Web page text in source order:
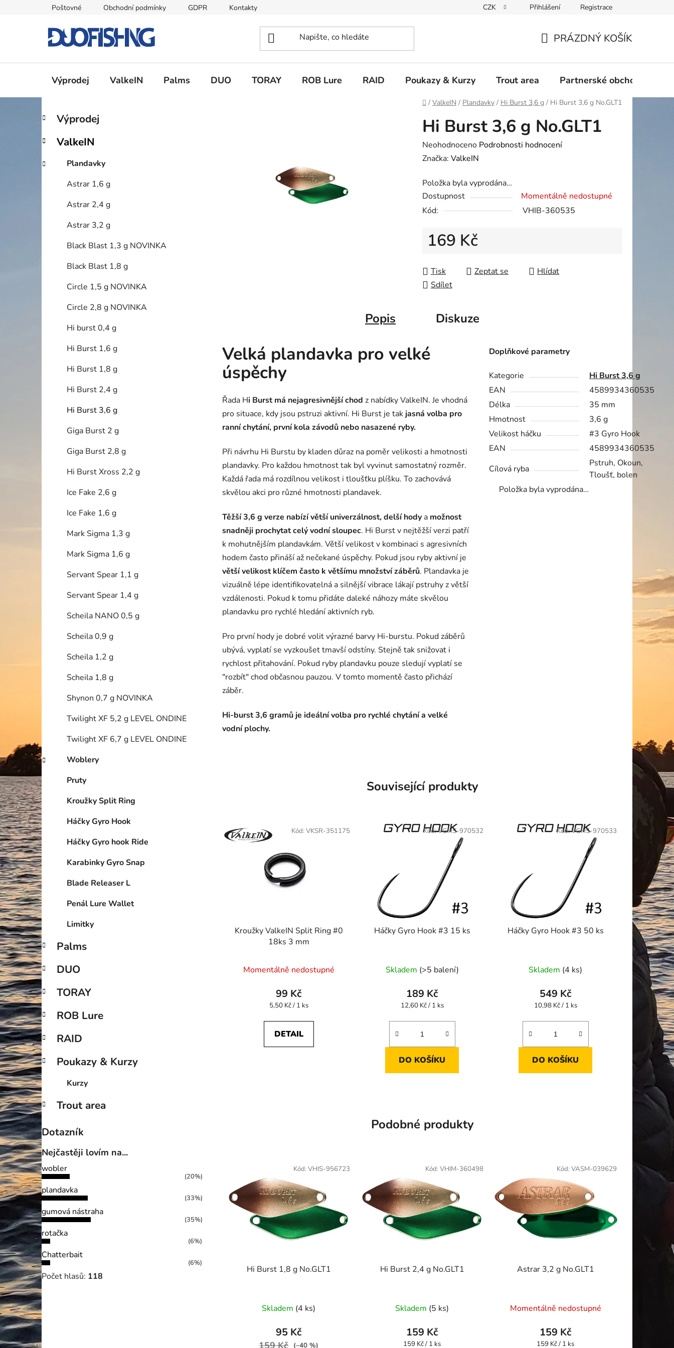
Poštovné Obchodní podmínky GDPR Kontakty CZK Přihlášení Registrace
KOŠÍK
PRÁZDNÝ KOŠÍK
Výprodej ValkeIN Palms DUO TORAY ROB Lure RAID Poukazy & Kurzy Trout area Partnerské obchody
Domů
/ ValkeIN / Plandavky / Hi Burst 3,6 g / Hi Burst 3,6 g No.GLT1
P
s
r
Přeskočit
kategorie
K
a
e
o
Výprodej
ValkeIN
Plandavky
Astrar 1,6 g
Astrar 2,4 g
Astrar 3,2 g
Black Blast 1,3 g NOVINKA
Black Blast 1,8 g
Circle 1,5 g NOVINKA
Circle 2,8 g NOVINKA
Hi burst 0,4 g
Hi Burst 1,6 g
Hi Burst 1,8 g
Hi Burst 2,4 g
Hi Burst 3,6 g
Giga Burst 2 g
Giga Burst 2,8 g
Hi Burst Xross 2,2 g
Ice Fake 2,6 g
Ice Fake 1,6 g
Mark Sigma 1,3 g
Mark Sigma 1,6 g
Servant Spear 1,1 g
Servant Spear 1,4 g
Scheila NANO 0,5 g
Scheila 0,9 g
Scheila 1,2 g
Scheila 1,8 g
Shynon 0,7 g NOVINKA
Twilight XF 5,2 g LEVEL ONDINE
Twilight XF 6,7 g LEVEL ONDINE
Woblery
Pruty
Kroužky Split Ring
Háčky Gyro Hook
Háčky Gyro hook Ride
Karabinky Gyro Snap
Blade Releaser L
Penál Lure Wallet
Limitky
Palms
DUO
TORAY
ROB Lure
RAID
Poukazy & Kurzy
Kurzy
Trout area
Dotazník
Nejčastěji lovím na...
wobler
(20%)
plandavka
(33%)
gumová nástraha
(35%)
rotačka
(6%)
Chatterbait
(6%)
Počet hlasů: 118
Hi Burst 3,6 g No.GLT1
Průměrné
hodnocení
je
0,0
z
hvězdiček.
Neohodnoceno Podrobnosti hodnocení
Značka: ValkeIN
Položka byla vyprodána…
Dostupnost
Momentálně nedostupné
Kód:
VHIB-360535
169 Kč
Tisk
Zeptat se
Hlídat
Sdílet
Popis Diskuze
Velká plandavka pro velké
úspěchy
Řada Hi Burst má nejagresivnější chod z nabídky ValkeIN. Je vhodná
pro situace, kdy jsou pstruzi aktivní. Hi Burst je tak jasná volba pro
ranní chytání, první kola závodů nebo nasazené ryby.
Při návrhu Hi Burstu by kladen důraz na poměr velikosti a hmotnosti
plandavky. Pro každou hmotnost tak byl vyvinut samostatný rozměr.
Každá řada má rozdílnou velikost i tloušťku plíšku. To zachovává
skvělou akci pro různé hmotnosti plandavek.
Těžší 3,6 g verze nabízí větší univerzálnost,delší hody a možnost
snadněji prochytat celý vodní sloupec. Hi Burst v nejtěžší verzi patří
k mohutnějším plandavkám. Větší velikost v kombinaci s agresivních
hodem často přináší až nečekané úspěchy. Pokud jsou ryby aktivní je
větší velikost klíčem často k většímu množství záběrů. Plandavka je
vizuálně lépe identifikovatelná a silnější vibrace lákají pstruhy z větší
vzdálenosti. Pokud k tomu přidáte daleké náhozy máte skvělou
plandavku pro rychlé hledání aktivních ryb.
Pro první hody je dobré volit výrazné barvy Hi-burstu. Pokud záběrů
ubývá, vyplatí se vyzkoušet tmavší odstíny. Stejně tak snižovat i
rychlost přitahování. Pokud ryby plandavku pouze sledují vyplatí se
"rozbít" chod občasnou pauzou. V tomto momentě často přichází
záběr.
Hi-burst 3,6 gramů je ideální volba pro rychlé chytání a velké
vodní plochy.
Doplňkové parametry
Kategorie
Hi Burst 3,6 g
EAN
4589934360535
Délka
35 mm
Hmotnost
3,6 g
Velikost háčku
#3 Gyro Hook
EAN
4589934360535
Cílová ryba
Pstruh, Okoun,
Tloušť, bolen
Položka byla vyprodána…
Související produkty
Kroužky ValkeIN Split Ring #0
18ks 3 mm
Momentálně nedostupné
99 Kč
Měrná
5,50 Kč / 1 ks
DETAIL
Kód: VKSR-351175
Háčky Gyro Hook #3 15 ks
Skladem (>5 balení)
189 Kč
Měrná
12,60 Kč / 1 ks
DO KOŠÍKU
Kód:VGHS-970532
Háčky Gyro Hook #3 50 ks
Skladem (4 ks)
549 Kč
Měrná
10,98 Kč / 1 ks
DO KOŠÍKU
Kód:VGHS-970533
Podobné produkty
Hi Burst 1,8 g No.GLT1
Skladem (4 ks)
95 Kč
159 Kč (–40 %)
Kód: VHIS-956723
Hi Burst 2,4 g No.GLT1
Skladem (5 ks)
159 Kč
Měrná
159 Kč / 1 ks
Kód: VHIM-360498
Astrar 3,2 g No.GLT1
Momentálně nedostupné
159 Kč
Měrná
159 Kč / 1 ks
Kód: VASM-039629